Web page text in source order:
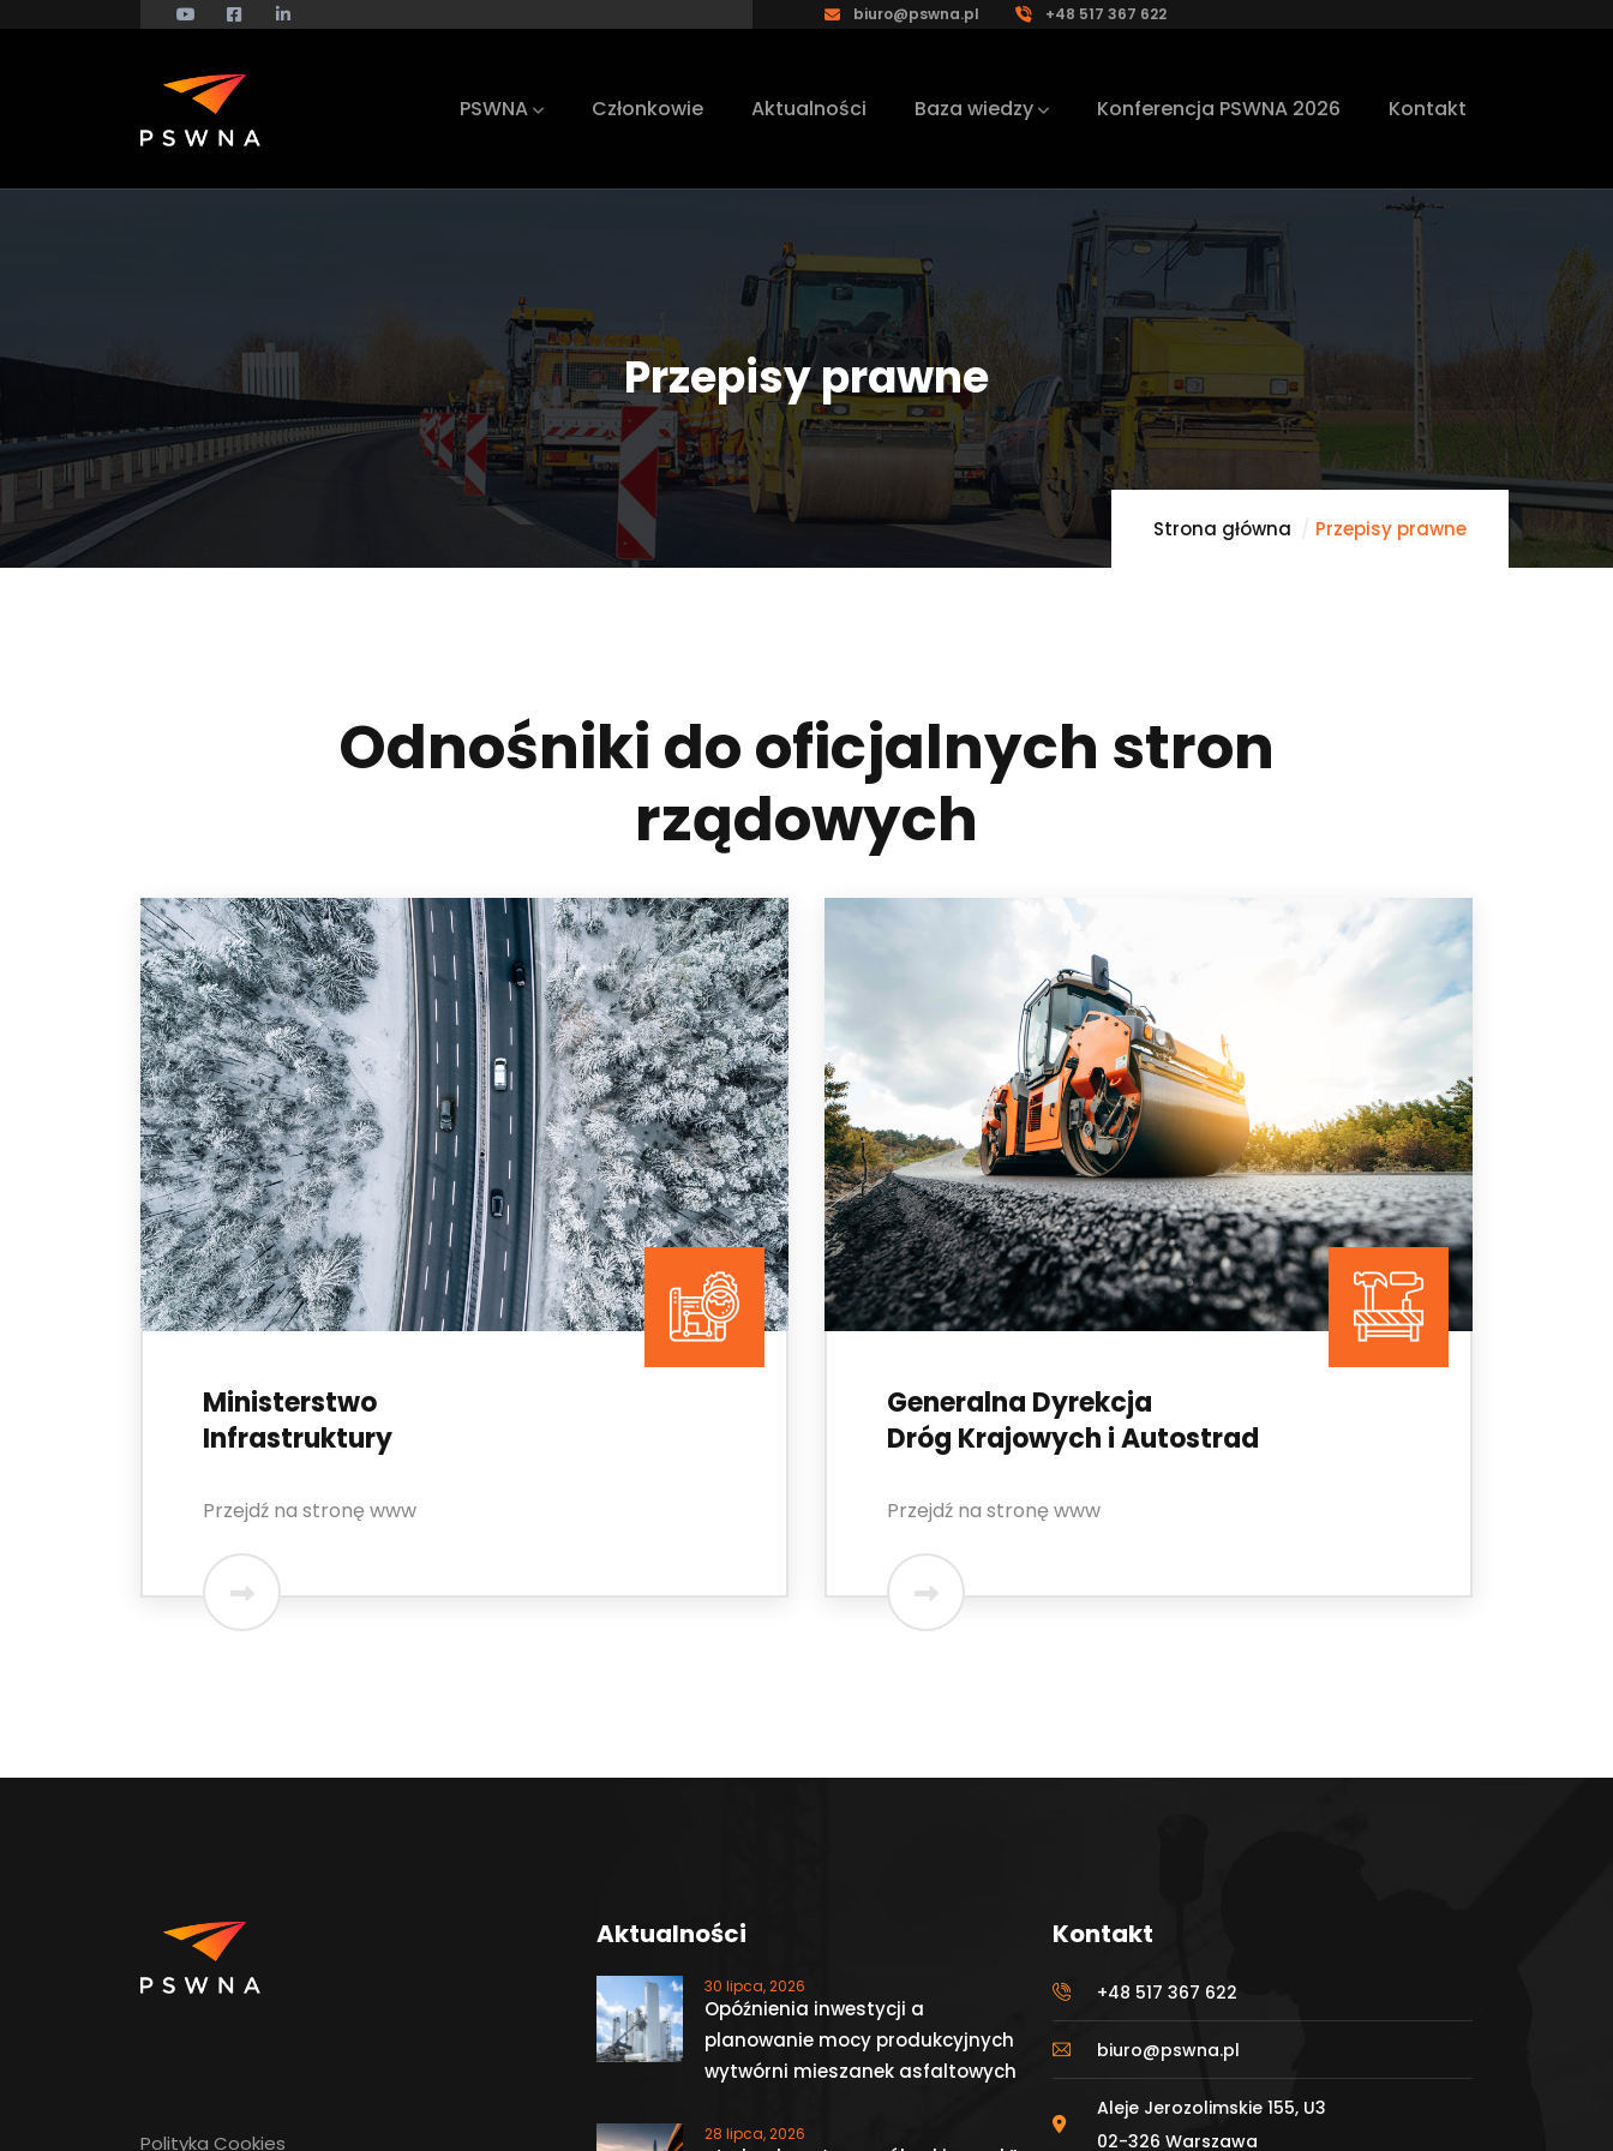
biuro@pswna.pl +48 517 367 622
PSWNA Członkowie Aktualności Baza wiedzy Konferencja PSWNA 2026 Kontakt
Przepisy prawne
Strona główna Przepisy prawne
Odnośniki do oficjalnych stron
rządowych
Ministerstwo
Infrastruktury
Przejdź na stronę www
Generalna Dyrekcja
Dróg Krajowych i Autostrad
Przejdź na stronę www
Polityka Cookies
Aktualności
30 lipca, 2026
Opóźnienia inwestycji a
planowanie mocy produkcyjnych
wytwórni mieszanek asfaltowych
28 lipca, 2026
Kontakt
+48 517 367 622
biuro@pswna.pl
Aleje Jerozolimskie 155, U3
02-326 Warszawa